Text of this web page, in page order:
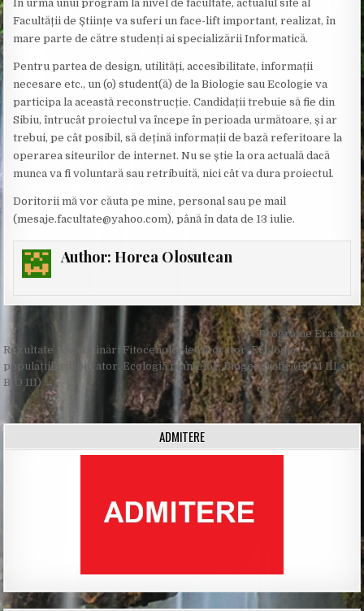
În urma unui program la nivel de facultate, actualul site al
Facultății de Științe va suferi un face-lift important, realizat, în
mare parte de către studenți ai specializării Informatică.
Pentru partea de design, utilități, accesibilitate, informații
necesare etc., un (o) student(ă) de la Biologie sau Ecologie va
participa la această reconstrucție. Candidații trebuie să fie din
Sibiu, întrucât proiectul va începe în perioada următoare, și ar
trebui, pe cât posibil, să dețină informații de bază referitoare la
operarea siteurilor de internet. Nu se știe la ora actuală dacă
munca va fi voluntară sau retribuită, nici cât va dura proiectul.
Doritorii mă vor căuta pe mine, personal sau pe mail
(mesaje.facultate@yahoo.com), până în data de 13 iulie.
Author: Horea Olosutean
Post
navigation
← Programe Erasmus
Rezultate reexaminări Fitocenologie laborator, Ecologia
populațiilor laborator, Ecologia plantelor, Biogeografie (EPM III și
BIO III) →
ADMITERE